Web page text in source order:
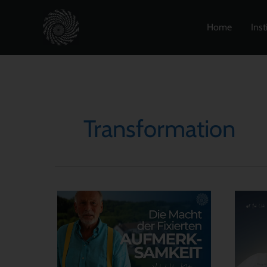
Home
Transformation
Die
Macht
der
fixierten
Aufmerksamkeit:
zum